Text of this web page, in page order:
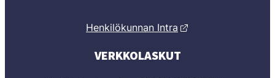
Henkilökunnan Intra
VERKKOLASKUT